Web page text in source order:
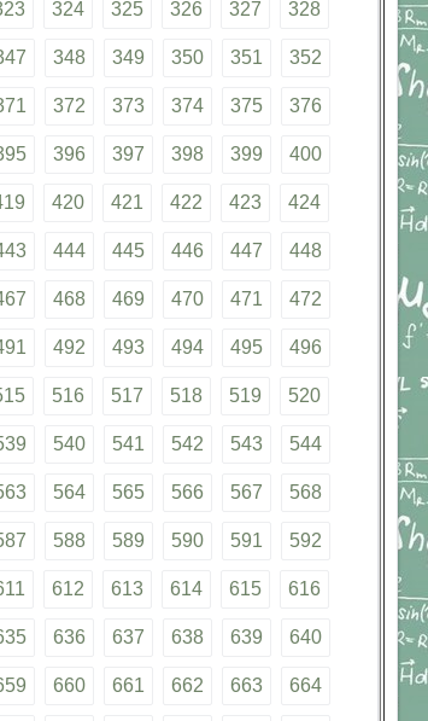
324 325 326 327 328
348 349 350 351 352
372 373 374 375 376
396 397 398 399 400
420 421 422 423 424
444 445 446 447 448
468 469 470 471 472
492 493 494 495 496
516 517 518 519 520
540 541 542 543 544
564 565 566 567 568
588 589 590 591 592
612 613 614 615 616
636 637 638 639 640
660 661 662 663 664